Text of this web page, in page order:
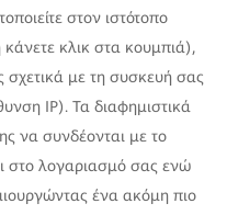
στον ιστότοπο
κλικ στα κουμπιά),
σχετικά με τη συσκευή σας
IP). Τα διαφημιστικά
να συνδέονται με το
στο λογαριασμό σας ενώ
ένα ακόμη πιο